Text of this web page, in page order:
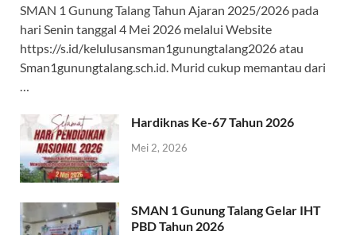
SMAN 1 Gunung Talang Tahun Ajaran 2025/2026 pada
hari Senin tanggal 4 Mei 2026 melalui Website
https://s.id/kelulusansman1gunungtalang2026 atau
Sman1gunungtalang.sch.id. Murid cukup memantau dari
…
Hardiknas Ke-67 Tahun 2026
Mei 2, 2026
SMAN 1 Gunung Talang Gelar IHT
PBD Tahun 2026